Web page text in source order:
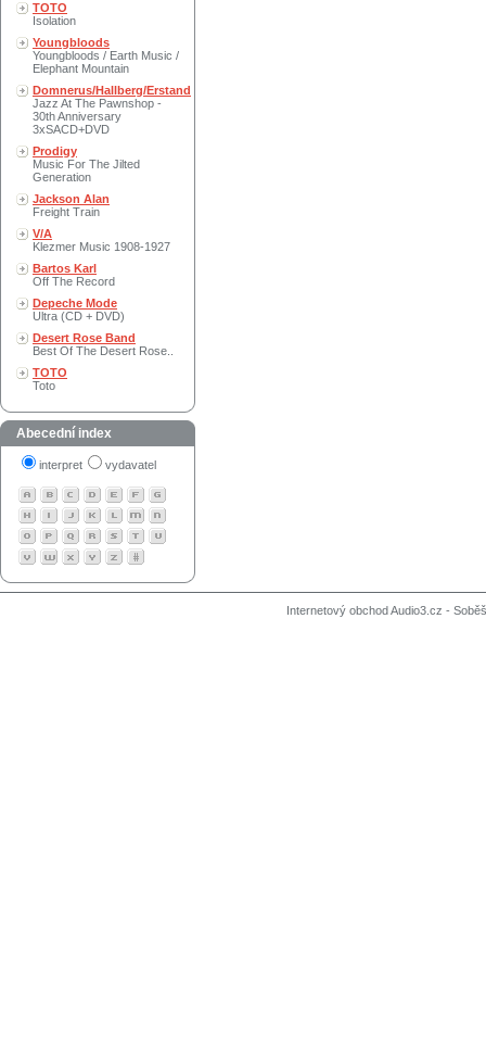
TOTO
Isolation
Youngbloods
Youngbloods / Earth Music /
Elephant Mountain
Domnerus/Hallberg/Erstand
Jazz At The Pawnshop -
30th Anniversary
3xSACD+DVD
Prodigy
Music For The Jilted
Generation
Jackson Alan
Freight Train
V/A
Klezmer Music 1908-1927
Bartos Karl
Off The Record
Depeche Mode
Ultra (CD + DVD)
Desert Rose Band
Best Of The Desert Rose..
TOTO
Toto
Abecední index
interpret vydavatel
Internetový obchod Audio3.cz -